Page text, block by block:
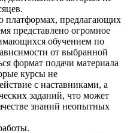
платформах, предлагающих
представлено огромное
обучением по
от выбранной
формат подачи материала
курсы не
с наставниками, а
заданий, что может
знаний неопытных